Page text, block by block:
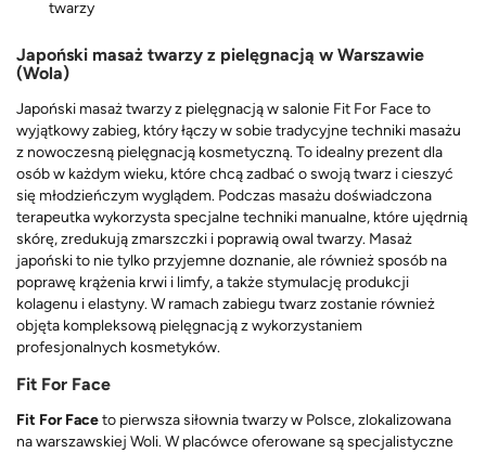
twarzy
Japoński masaż twarzy z pielęgnacją w Warszawie
(Wola)
Japoński masaż twarzy z pielęgnacją w salonie Fit For Face to
wyjątkowy zabieg, który łączy w sobie tradycyjne techniki masażu
z nowoczesną pielęgnacją kosmetyczną. To idealny prezent dla
osób w każdym wieku, które chcą zadbać o swoją twarz i cieszyć
się młodzieńczym wyglądem. Podczas masażu doświadczona
terapeutka wykorzysta specjalne techniki manualne, które ujędrnią
skórę, zredukują zmarszczki i poprawią owal twarzy. Masaż
japoński to nie tylko przyjemne doznanie, ale również sposób na
poprawę krążenia krwi i limfy, a także stymulację produkcji
kolagenu i elastyny. W ramach zabiegu twarz zostanie również
objęta kompleksową pielęgnacją z wykorzystaniem
profesjonalnych kosmetyków.
Fit For Face
Fit For Faceto pierwsza siłownia twarzy w Polsce, zlokalizowana
na warszawskiej Woli. W placówce oferowane są specjalistyczne